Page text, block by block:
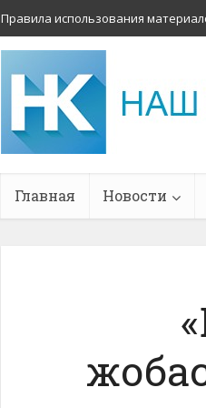
Правила использования
Главная Новости